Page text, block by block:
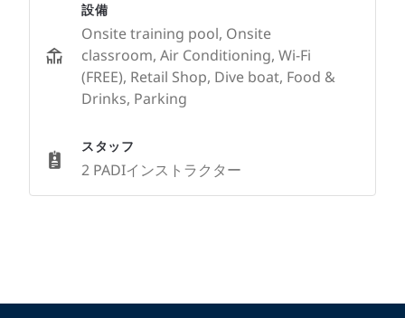
設備
Onsite training pool, Onsite
classroom, Air Conditioning, Wi-Fi
(FREE), Retail Shop, Dive boat, Food &
Drinks, Parking
スタッフ
2 PADIインストラクター